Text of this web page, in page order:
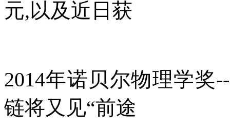
元,以及近日获
2014年诺贝尔物理学奖
链将又见“前途